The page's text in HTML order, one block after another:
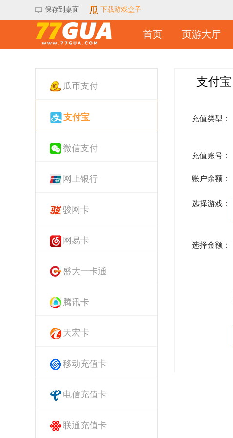
保存到桌面 下载游戏盒子
首页 页游大厅
瓜币支付
支付宝
微信支付
网上银行
骏网卡
网易卡
盛大一卡通
腾讯卡
天宏卡
移动充值卡
电信充值卡
联通充值卡
支付宝
充值类型：
充值账号：
账户余额：
选择游戏：
选择金额：